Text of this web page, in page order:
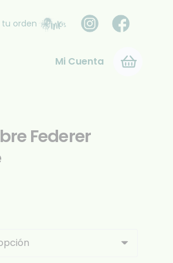
tu orden
Mi Cuenta
Federer